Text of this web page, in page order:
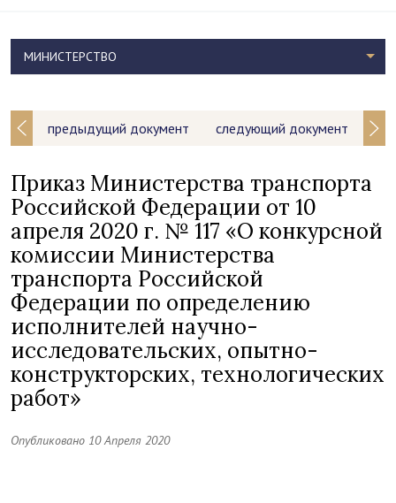
предыдущий документ следующий документ
Приказ Министерства транспорта
Российской Федерации от 10
апреля 2020 г. № 117 «О конкурсной
комиссии Министерства
транспорта Российской
Федерации по определению
исполнителей научно-
исследовательских, опытно-
конструкторских, технологических
работ»
Опубликовано 10 Апреля 2020
МИНИСТЕРСТВО